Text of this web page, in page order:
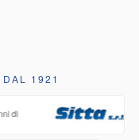
1921
Opere pubbliche,
Strade, Opere idrauliche,